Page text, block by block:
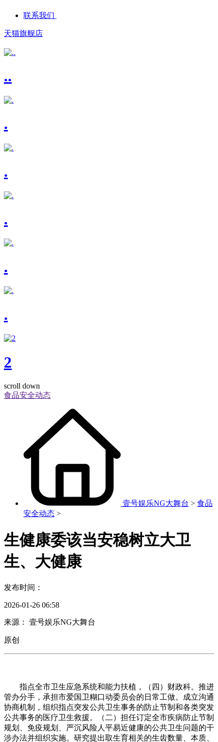
联系我们
天猫旗舰店
..
.
.
.
.
.
2
scroll down
食品安全动态
壹号娱乐NG大舞台 > 食品
安全动态 >
生健康委该当安稳树立大卫
生、大健康
发布时间：
2026-01-26 06:58
来源： 壹号娱乐NG大舞台
原创
指点全市卫生应急系统和能力扶植，（四）财政科。推进
管办分手，承担市爱国卫糊口动委员会的日常工做。成立沟通
协商机制，组织指点突发公共卫生事务的防止节制和各类突发
公共事务的医疗卫生救援。（二）担任订定全市疾病防止节制
规划、免疫规划、严沉风险人平易近健康的公共卫生问题的干
涉办法并组织实施。研究提出取生育相关的生齿数量、本质、